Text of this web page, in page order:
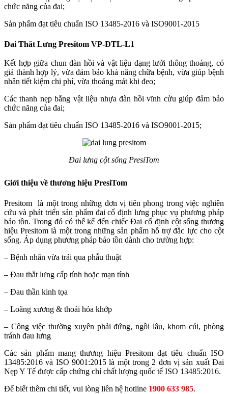
chức năng của đai;
Sản phẩm đạt tiêu chuẩn ISO 13485-2016 và ISO9001-2015
Đai Thắt Lưng Presitom VP-ĐTL-L1
Kết hợp giữa chun đàn hồi và vật liệu dạng lưới thông thoáng, có
giá thành hợp lý, vừa đảm bảo khả năng chữa bệnh, vừa giúp bệnh
nhân tiết kiệm chi phí, vừa thoáng mát khi đeo;
Các thanh nẹp bằng vật liệu nhựa đàn hồi vĩnh cửu giúp đảm bảo
chức năng của đai;
Sản phẩm đạt tiêu chuẩn ISO 13485-2016 và ISO9001-2015;
Đai lưng cột sống PresiTom
Giới thiệu về thương hiệu PresiTom
Presitom là một trong những đơn vị tiên phong trong việc nghiên
cứu và phát triển sản phẩm đai cố định lưng phục vụ phương pháp
bảo tồn. Trong đó có thể kể đến chiếc Đai cố định cột sống thương
hiệu Presitom là một trong những sản phẩm hỗ trợ đắc lực cho cột
sống. Áp dụng phương pháp bảo tồn dành cho trường hợp:
– Bệnh nhân vừa trải qua phẫu thuật
– Đau thắt lưng cấp tính hoặc mạn tính
– Đau thần kinh tọa
– Loãng xương & thoái hóa khớp
– Công việc thường xuyên phải đứng, ngồi lâu, khom cúi, phòng
tránh đau lưng
Các sản phẩm mang thương hiệu Presitom đạt tiêu chuẩn ISO
13485:2016 và ISO 9001:2015 là một trong 2 đơn vị sản xuất Đai
Nẹp Y Tế được cấp chứng chỉ chất lượng quốc tế ISO 13485:2016.
Để biết thêm chi tiết, vui lòng liên hệ hotline 1900 633 985.